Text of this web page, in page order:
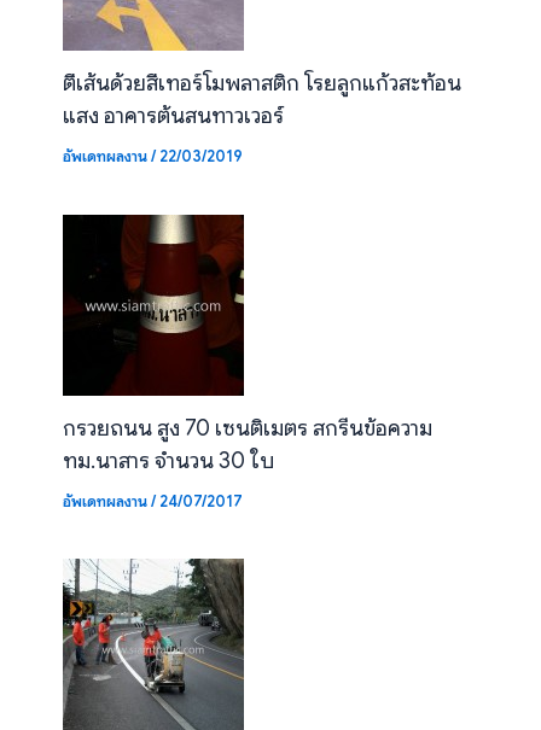
ตีเส้นด้วยสีเทอร์โมพลาสติก โรยลูกแก้วสะท้อน
แสง อาคารต้นสนทาวเวอร์
อัพเดทผลงาน/22/03/2019
กรวยถนน สูง 70 เซนติเมตร สกรีนข้อความ
ทม.นาสาร จำนวน 30 ใบ
อัพเดทผลงาน/24/07/2017